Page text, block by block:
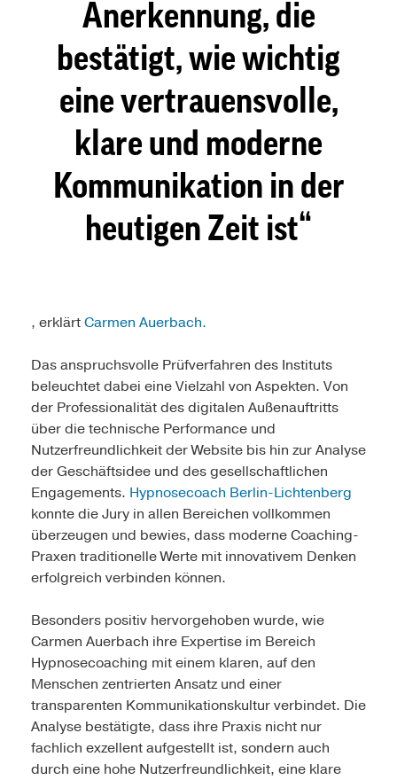
Anerkennung, die
bestätigt, wie wichtig
eine vertrauensvolle,
klare und moderne
Kommunikation in der
heutigen Zeit ist
, erklärtCarmen Auerbach.
Das anspruchsvolle Prüfverfahren des Instituts
beleuchtet dabei eine Vielzahl von Aspekten. Von
der Professionalität des digitalen Außenauftritts
über die technische Performance und
Nutzerfreundlichkeit der Website bis hin zur Analyse
der Geschäftsidee und des gesellschaftlichen
Engagements. Hypnosecoach Berlin-Lichtenberg
konnte die Jury in allen Bereichen vollkommen
überzeugen und bewies, dass moderne Coaching-
Praxen traditionelle Werte mit innovativem Denken
erfolgreich verbinden können.
Besonders positiv hervorgehoben wurde, wie
Carmen Auerbach ihre Expertise im Bereich
Hypnosecoaching mit einem klaren, auf den
Menschen zentrierten Ansatz und einer
transparenten Kommunikationskultur verbindet. Die
Analyse bestätigte, dass ihre Praxis nicht nur
fachlich exzellent aufgestellt ist, sondern auch
durch eine hohe Nutzerfreundlichkeit, eine klare